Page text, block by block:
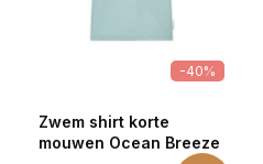
-40%
Zwem shirt korte
mouwen Ocean Breeze